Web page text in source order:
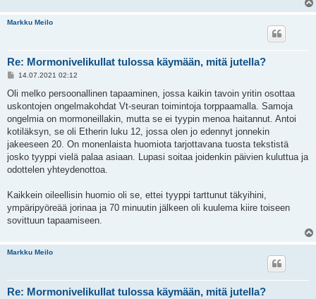
Markku Meilo
Re: Mormonivelikullat tulossa käymään, mitä jutella?
V
e
t
i
14.07.2021 02:12
Oli melko persoonallinen tapaaminen, jossa kaikin tavoin yritin osottaa
uskontojen ongelmakohdat Vt-seuran toimintoja torppaamalla. Samoja
ongelmia on mormoneillakin, mutta se ei tyypin menoa haitannut. Antoi
kotiläksyn, se oli Etherin luku 12, jossa olen jo edennyt jonnekin
jakeeseen 20. On monenlaista huomiota tarjottavana tuosta tekstistä
josko tyyppi vielä palaa asiaan. Lupasi soitaa joidenkin päivien kuluttua ja
odottelen yhteydenottoa.
Kaikkein oileellisin huomio oli se, ettei tyyppi tarttunut täkyihini,
ympäripyöreää jorinaa ja 70 minuutin jälkeen oli kuulema kiire toiseen
sovittuun tapaamiseen.
Markku Meilo
Re: Mormonivelikullat tulossa käymään, mitä jutella?